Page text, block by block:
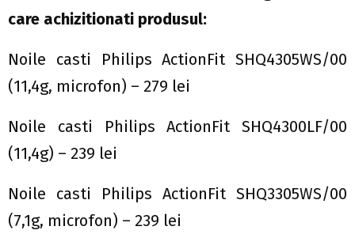
care achizitionati produsul:
Noile casti Philips ActionFit SHQ4305WS/00
(11,4g, microfon) – 279 lei
Noile casti Philips ActionFit SHQ4300LF/00
(11,4g) – 239 lei
Noile casti Philips ActionFit SHQ3305WS/00
(7,1g, microfon) – 239 lei